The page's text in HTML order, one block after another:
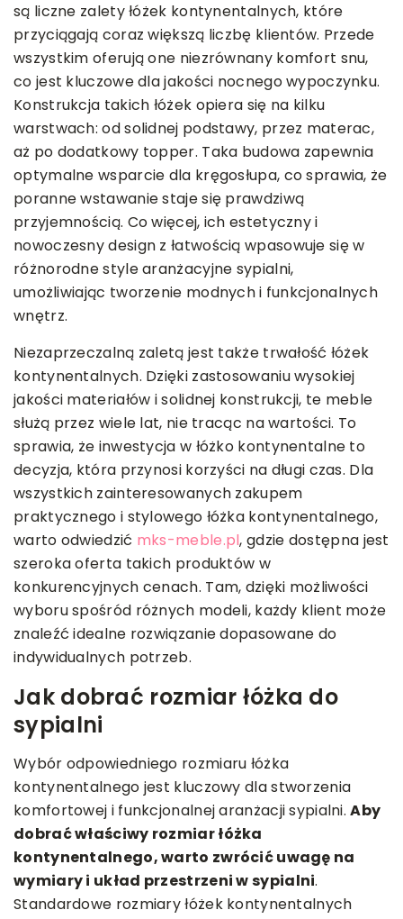
są liczne zalety łóżek kontynentalnych, które
przyciągają coraz większą liczbę klientów. Przede
wszystkim oferują one niezrównany komfort snu,
co jest kluczowe dla jakości nocnego wypoczynku.
Konstrukcja takich łóżek opiera się na kilku
warstwach: od solidnej podstawy, przez materac,
aż po dodatkowy topper. Taka budowa zapewnia
optymalne wsparcie dla kręgosłupa, co sprawia, że
poranne wstawanie staje się prawdziwą
przyjemnością. Co więcej, ich estetyczny i
nowoczesny design z łatwością wpasowuje się w
różnorodne style aranżacyjne sypialni,
umożliwiając tworzenie modnych i funkcjonalnych
wnętrz.
Niezaprzeczalną zaletą jest także trwałość łóżek
kontynentalnych. Dzięki zastosowaniu wysokiej
jakości materiałów i solidnej konstrukcji, te meble
służą przez wiele lat, nie tracąc na wartości. To
sprawia, że inwestycja w łóżko kontynentalne to
decyzja, która przynosi korzyści na długi czas. Dla
wszystkich zainteresowanych zakupem
praktycznego i stylowego łóżka kontynentalnego,
warto odwiedzić mks-meble.pl, gdzie dostępna jest
szeroka oferta takich produktów w
konkurencyjnych cenach. Tam, dzięki możliwości
wyboru spośród różnych modeli, każdy klient może
znaleźć idealne rozwiązanie dopasowane do
indywidualnych potrzeb.
Jak dobrać rozmiar łóżka do
sypialni
Wybór odpowiedniego rozmiaru łóżka
kontynentalnego jest kluczowy dla stworzenia
komfortowej i funkcjonalnej aranżacji sypialni.Aby
dobrać właściwy rozmiar łóżka
kontynentalnego, warto zwrócić uwagę na
wymiary i układ przestrzeni w sypialni.
Standardowe rozmiary łóżek kontynentalnych